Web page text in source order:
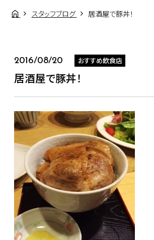
スタッフブログ 居酒屋で豚丼！
2016/08/20 おすすめ飲食店
居酒屋で豚丼！